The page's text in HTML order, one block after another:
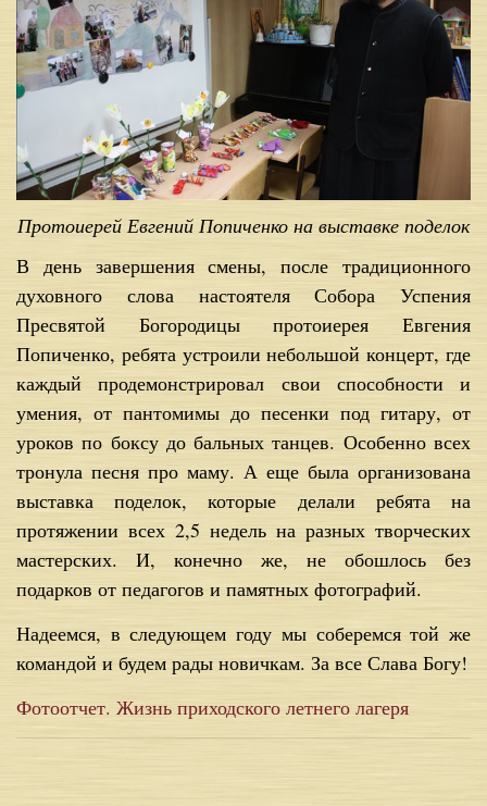
Протоиерей Евгений Попиченко на выставке поделок
В день завершения смены, после традиционного
духовного слова настоятеля Собора Успения
Пресвятой Богородицы протоиерея Евгения
Попиченко, ребята устроили небольшой концерт, где
каждый продемонстрировал свои способности и
умения, от пантомимы до песенки под гитару, от
уроков по боксу до бальных танцев. Особенно всех
тронула песня про маму. А еще была организована
выставка поделок, которые делали ребята на
протяжении всех 2,5 недель на разных творческих
мастерских. И, конечно же, не обошлось без
подарков от педагогов и памятных фотографий.
Надеемся, в следующем году мы соберемся той же
командой и будем рады новичкам. За все Слава Богу!
Фотоотчет. Жизнь приходского летнего лагеря